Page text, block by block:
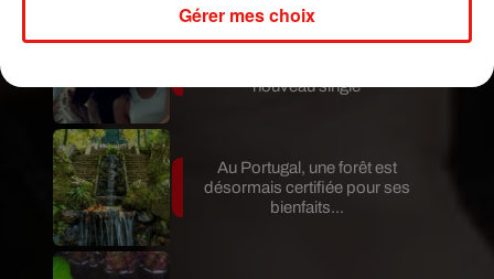
Benny Blanco invite Selena
nouveau single
Au Portugal, une forêt est
désormais certifiée pour ses
bienfaits...
Gérer mes choix